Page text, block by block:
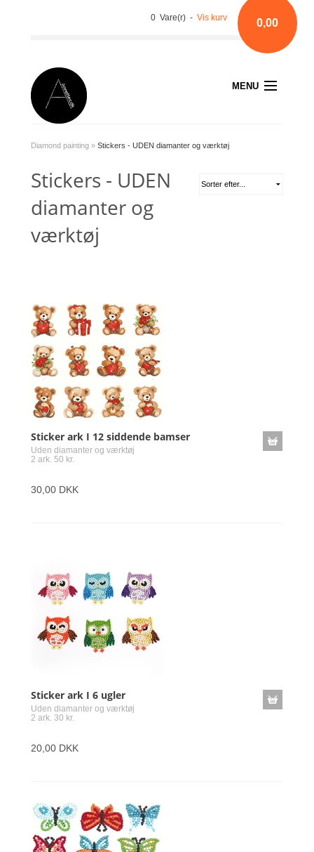
0 Vare(r) - Vis kurv 0,00
MENU
Diamond painting » Stickers - UDEN diamanter og værktøj
Stickers - UDEN
diamanter og
værktøj
Sticker ark I 12 siddende bamser
Uden diamanter og værktøj
2 ark. 50 kr.
30,00 DKK
Sticker ark I 6 ugler
Uden diamanter og værktøj
2 ark. 30 kr.
20,00 DKK